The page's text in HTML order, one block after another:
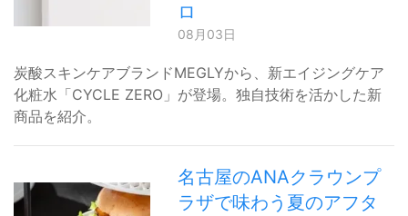
ロ
08月03日
炭酸スキンケアブランドMEGLYから、新エイジングケア
化粧水「CYCLE ZERO」が登場。独自技術を活かした新
商品を紹介。
名古屋のANAクラウンプ
ラザで味わう夏のアフタ